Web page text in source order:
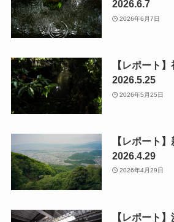
2026.6.7
2026年6月7日
【レポート
2026.5.25
2026年5月25日
【レポート
2026.4.29
2026年4月29日
【レポート